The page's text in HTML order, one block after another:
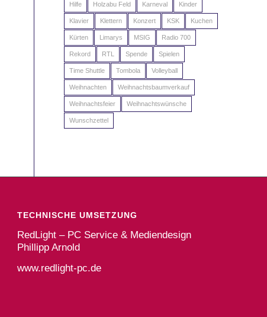
Hilfe Holzabu Feld Karneval Kinder
Klavier Klettern Konzert KSK Kuchen
Kürten Limarys MSIG Radio 700
Rekord RTL Spende Spielen
Time Shuttle Tombola Volleyball
Weihnachten Weihnachtsbaumverkauf
Weihnachtsfeier Weihnachtswünsche
Wunschzettel
TECHNISCHE UMSETZUNG
RedLight – PC Service & Mediendesign
Phillipp Arnold
www.redlight-pc.de